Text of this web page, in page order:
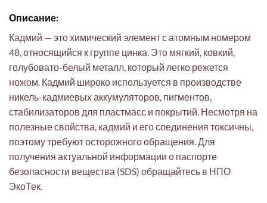
Описание:
Кадмий — это химический элемент с атомным номером
48, относящийся к группе цинка. Это мягкий, ковкий,
голубовато-белый металл, который легко режется
ножом. Кадмий широко используется в производстве
никель-кадмиевых аккумуляторов, пигментов,
стабилизаторов для пластмасс и покрытий. Несмотря на
полезные свойства, кадмий и его соединения токсичны,
поэтому требуют осторожного обращения. Для
получения актуальной информации о паспорте
безопасности вещества (SDS) обращайтесь в НПО
ЭкоТек.